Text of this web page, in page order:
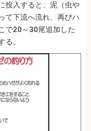
投入すると、泥（虫や
て下流へ流れ、再びハ
で20～30尾追加した
。